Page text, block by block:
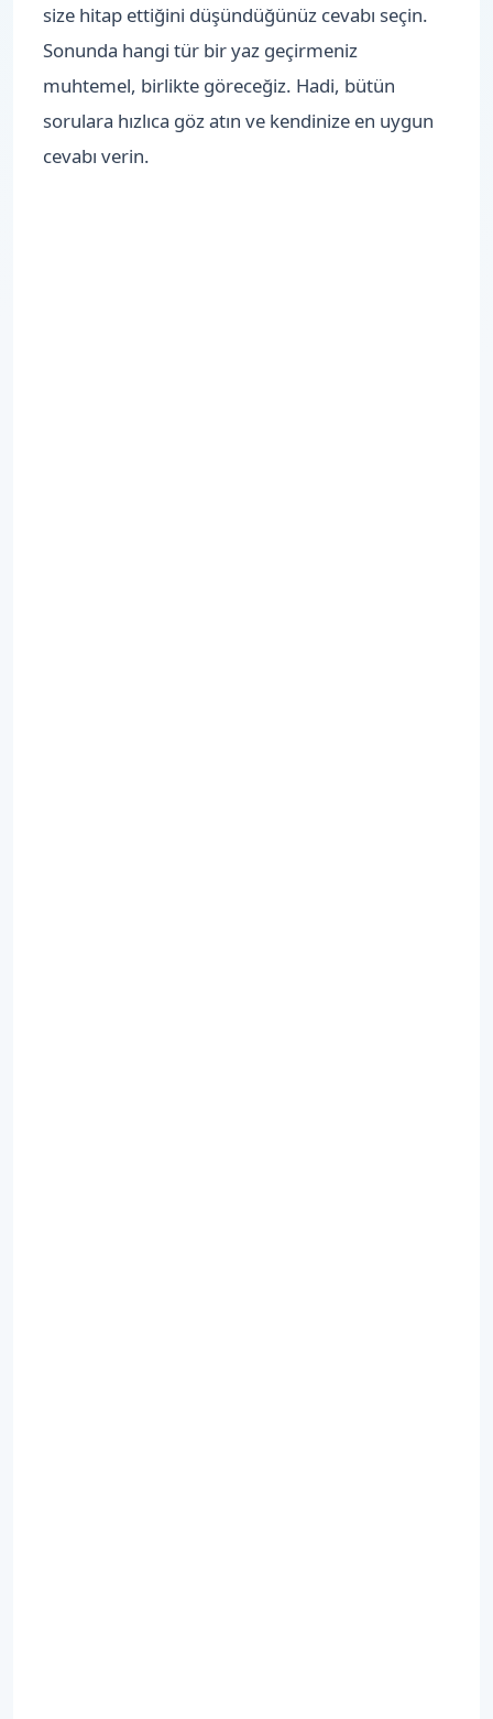
size hitap ettiğini düşündüğünüz cevabı seçin.
Sonunda hangi tür bir yaz geçirmeniz
muhtemel, birlikte göreceğiz. Hadi, bütün
sorulara hızlıca göz atın ve kendinize en uygun
cevabı verin.